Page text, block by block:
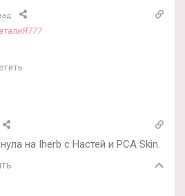
на Iherb с Настей и PCA Skin.